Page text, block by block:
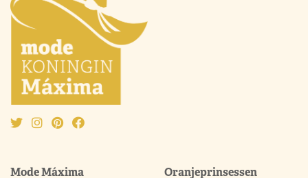
Mode Máxima Oranjeprinsessen